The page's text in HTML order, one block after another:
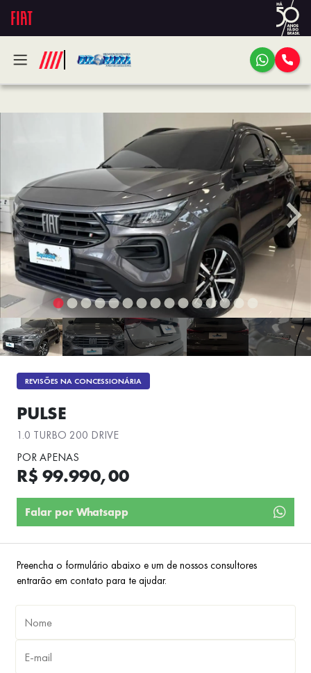
REVISÕES NA CONCESSIONÁRIA
PULSE
1.0 TURBO 200 DRIVE
POR APENAS
R$ 99.990,00
Falar por Whatsapp
Preencha o formulário abaixo e um de nossos consultores
entrarão em contato para te ajudar.